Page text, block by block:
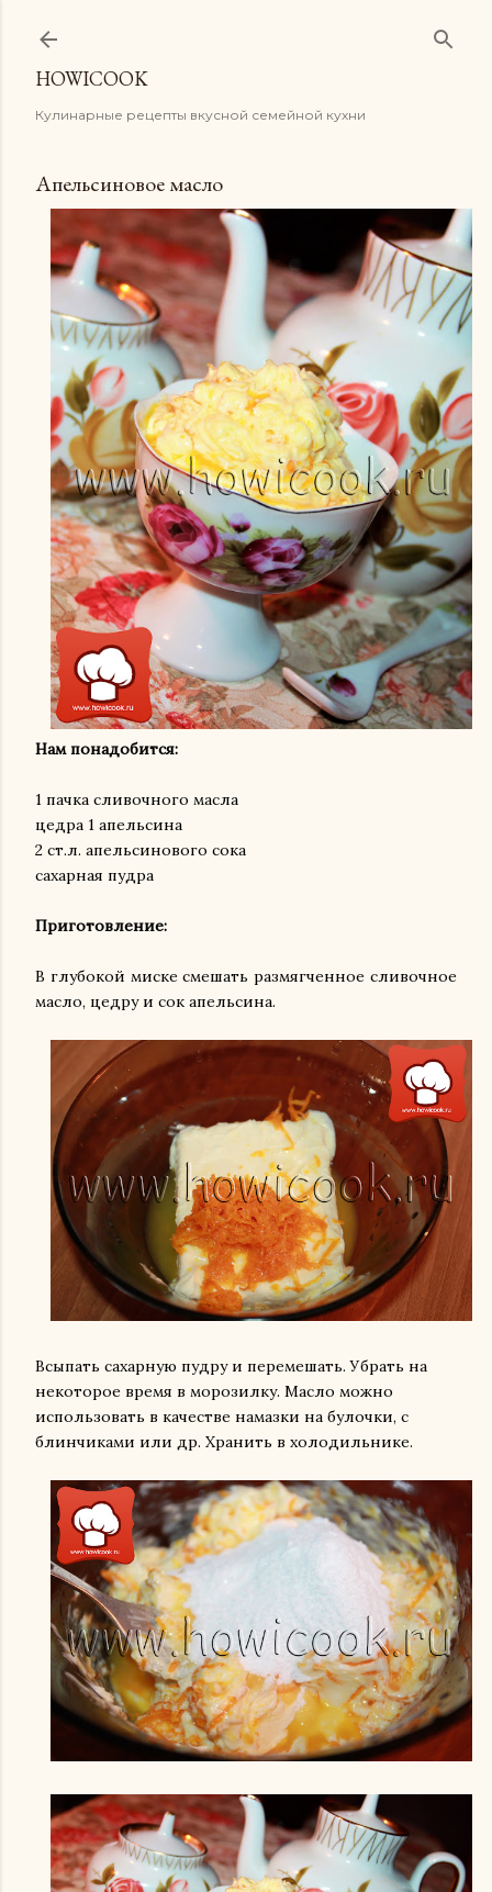
HOWICOOK
Кулинарные рецепты вкусной семейной кухни
Апельсиновое масло
Нам понадобится:
1 пачка сливочного масла
цедра 1 апельсина
2 ст.л. апельсинового сока
сахарная пудра
Приготовление:
В глубокой миске смешать размягченное сливочное
масло, цедру и сок апельсина.
Всыпать сахарную пудру и перемешать. Убрать на
некоторое время в морозилку. Масло можно
использовать в качестве намазки на булочки, с
блинчиками или др. Хранить в холодильнике.